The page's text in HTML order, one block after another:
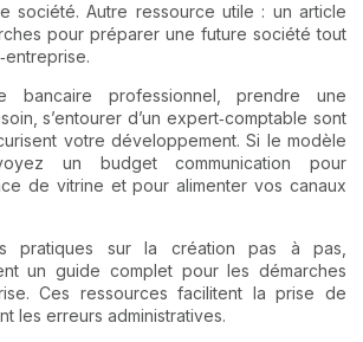
société. Autre ressource utile : un article
pour préparer une future société tout
bancaire professionnel, prendre une
s’entourer d’un expert‑comptable sont
votre développement. Si le modèle
un budget communication pour
de vitrine et pour alimenter vos canaux
pratiques sur la création pas à pas,
un guide complet pourles démarches
. Ces ressources facilitent la prise de
les erreurs administratives.